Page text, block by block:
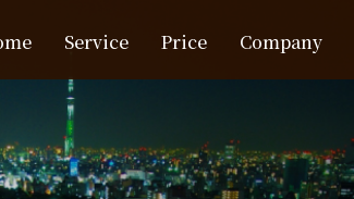
Service Price Company